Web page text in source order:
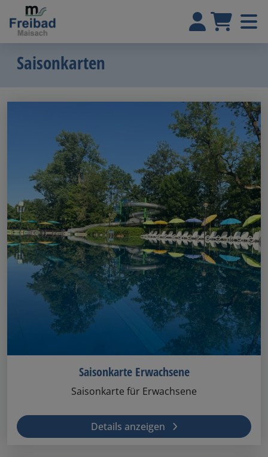
Saisonkarten
Saisonkarte Erwachsene
Saisonkarte für Erwachsene
Details anzeigen